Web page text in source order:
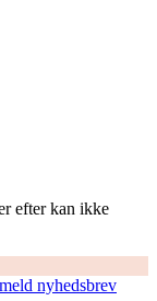
efter kan ikke
nyhedsbrev